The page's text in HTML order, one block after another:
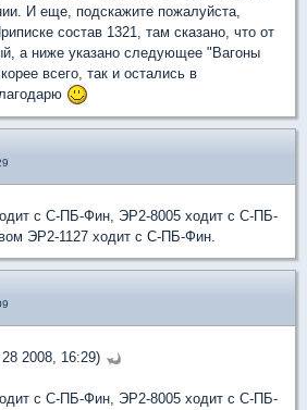
И еще, подскажите пожалуйста,
состав 1321, там сказано, что от
а ниже указано следующее "Вагоны
всего, так и остались в
с С-ПБ-Фин, ЭР2-8005 ходит с С-ПБ-
ЭР2-1127 ходит с С-ПБ-Фин.
2008, 16:29)
с С-ПБ-Фин, ЭР2-8005 ходит с С-ПБ-